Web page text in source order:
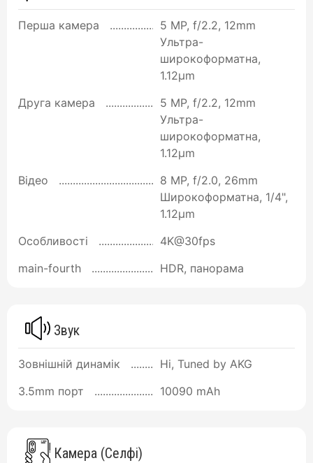
Перша камера
5 MP, f/2.2, 12mm
Ультра-
широкоформатна,
1.12µm
Друга камера
5 MP, f/2.2, 12mm
Ультра-
широкоформатна,
1.12µm
Відео
8 MP, f/2.0, 26mm
Широкоформатна, 1/4",
1.12µm
Особливості
4K@30fps
main-fourth
HDR, панорама
Звук
Зовнішній динамік
Ні, Tuned by AKG
3.5mm порт
10090 mAh
Камера (Селфі)